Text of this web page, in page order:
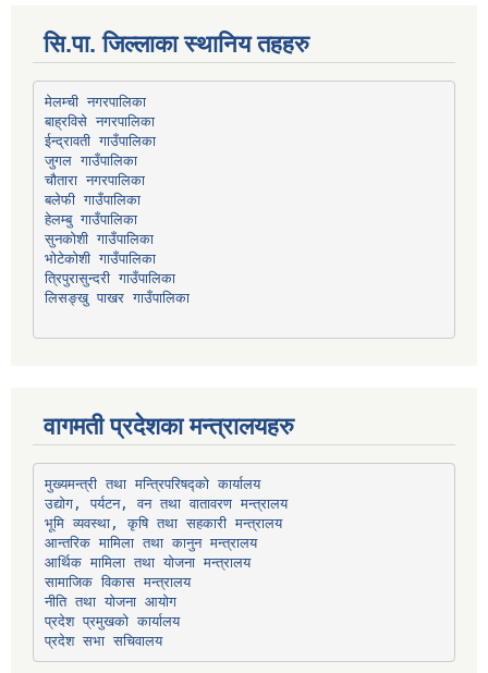
सि.पा. जिल्लाका स्थानिय तहहरु
मेलम्ची नगरपालिका
बाह्रविसे नगरपालिका
ईन्द्रावती गाउँपालिका
जुगल गाउँपालिका
चौतारा नगरपालिका
बलेफी गाउँपालिका
हेलम्बु गाउँपालिका
सुनकोशी गाउँपालिका
भोटेकोशी गाउँपालिका
त्रिपुरासुन्दरी गाउँपालिका
लिसङ्खु पाखर गाउँपालिका
वागमती प्रदेशका मन्त्रालयहरु
मुख्यमन्त्री तथा मन्त्रिपरिषद्को कार्यालय
उद्योग, पर्यटन, वन तथा वातावरण मन्त्रालय
भूमि व्यवस्था, कृषि तथा सहकारी मन्त्रालय
आन्तरिक मामिला तथा कानुन मन्त्रालय
आर्थिक मामिला तथा योजना मन्त्रालय
सामाजिक विकास मन्त्रालय
नीति तथा योजना आयोग
प्रदेश प्रमुखको कार्यालय
प्रदेश सभा सचिवालय